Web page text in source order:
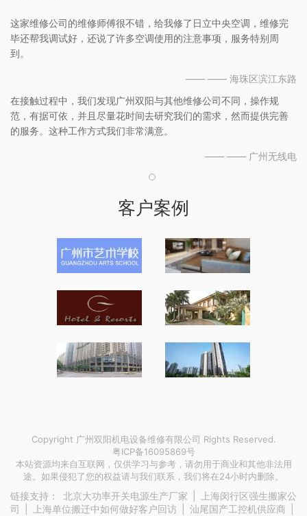
这家维修公司的维修师傅很不错，给我修了日立中央空调，维修完
毕还帮我调试好，还说了许多空调使用的注意事项，服务特别周
到。
—— —— 海珠区滨江东路
在接触过程中，我们发现广州双阳与其他维修公司不同，操作规
范，有据可依，并且尽量花时间去研究我们的需求，然而提供完善
的服务。这种工作方式我们非常满意。
—— —— 广州无线电
客户案例
Copyright 广州双阳机电设备维修有限公司 Rights Reserved.
粤ICP备16095869号
本站资源均来自互联网，仅供学习与参考，请勿用于商业和其他非法用
途。如果侵犯了您的权益请与我们联系，我们将在24小时内删除。
链接支持： 北京大功率开关电源生产厂家
上海闵行区强生搬家公
司
上海单位搬迁中如何做好客户回访 汕尾国产工控机供应商